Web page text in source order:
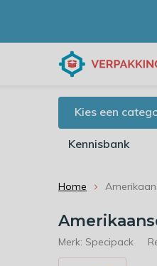
Kies een
Kennisbank
Home
Merk: Specipack